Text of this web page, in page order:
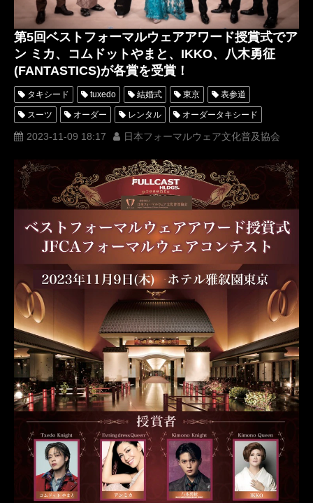
第5回ベストフォーマルウェアアワード授賞式でア
ン ミカ、コムドットやまと、IKKO、八木勇征
(FANTASTICS)が各賞を受賞！
タキシード tuxedo 結婚式 東京 表参道
スーツ オーダー レンタル オーダータキシード
レンタルタキシード ロッソネロ 人気 横山宗生
一般社団法人日本フォーマルウェア文化普及協会 靴
JFCA IKKO 名古屋 ベストフォーマルウェアアワード
オーダータキシード名古屋 新郎衣装
レンタルタキシード東京 レンタルタキシード名古屋 横浜
ROSSONERO タキシードオーダー東京
タキシードレンタル東京 タキシード靴
KimonoKnight KimonoQueen 青山
JFCAフォーマルウェアコンテスト ホテル雅叙園東京
第5回ベストフォーマルウェアアワード コムドットやまと
八木勇征 アンミカ FANTASTICSfromEXILETRIBE
FANTASTICS EveningDressQueen
第6回 JFCAフォーマルウェアコンテスト
2023-11-09 18:17 日本フォーマルウェア文化普及協会